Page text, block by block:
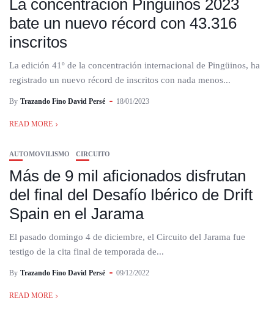
La concentración Pingüinos 2023
bate un nuevo récord con 43.316
inscritos
La edición 41º de la concentración internacional de Pingüinos, ha
registrado un nuevo récord de inscritos con nada menos...
By Trazando Fino David Persé 18/01/2023
READ MORE
AUTOMOVILISMO CIRCUITO
Más de 9 mil aficionados disfrutan
del final del Desafío Ibérico de Drift
Spain en el Jarama
El pasado domingo 4 de diciembre, el Circuito del Jarama fue
testigo de la cita final de temporada de...
By Trazando Fino David Persé 09/12/2022
READ MORE